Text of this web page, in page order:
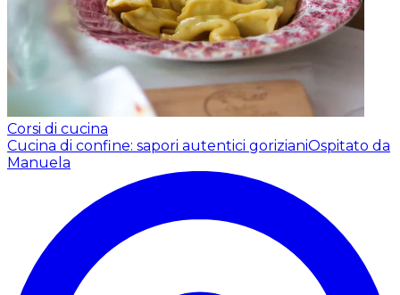
Corsi di cucina
Cucina di confine: sapori autentici gorizianiOspitato da
Manuela